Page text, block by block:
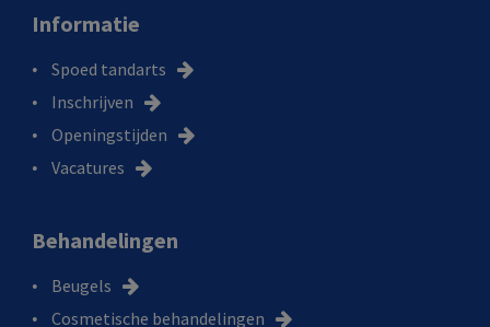
Informatie
Spoed tandarts
Inschrijven
Openingstijden
Vacatures
Behandelingen
Beugels
Cosmetische behandelingen